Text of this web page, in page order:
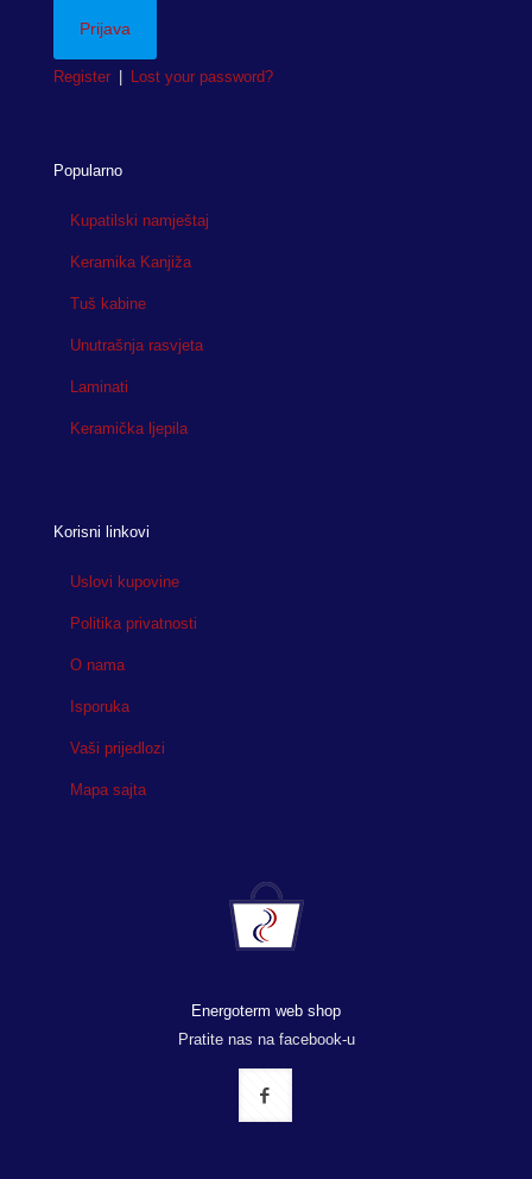
Register Lost your password?
Popularno
Kupatilski namještaj
Keramika Kanjiža
Tuš kabine
Unutrašnja rasvjeta
Laminati
Keramička ljepila
Korisni linkovi
Uslovi kupovine
Politika privatnosti
O nama
Isporuka
Vaši prijedlozi
Mapa sajta
Energoterm web shop
Pratite nas na facebook-u